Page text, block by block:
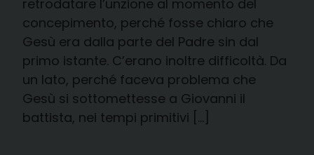
retrodatare l’unzione al momento del
concepimento, perché fosse chiaro che
Gesù era dalla parte del Padre sin dal
primo istante. C’erano inoltre difficoltà. Da
un lato, perché faceva problema che
Gesù si sottomettesse a Giovanni il
battista, nei tempi primitivi […]